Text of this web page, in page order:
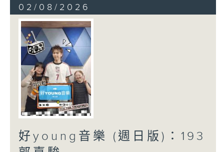
02/08/2026
好young音樂 (週日版)：193